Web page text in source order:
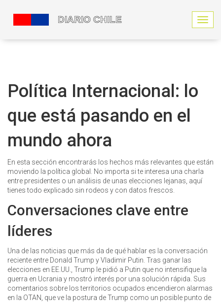
N
a
a
Política Internacional: lo
que está pasando en el
mundo ahora
En esta sección encontrarás los hechos más relevantes que están
moviendo la política global. No importa si te interesa una charla
entre presidentes o un análisis de unas elecciones lejanas, aquí
tienes todo explicado sin rodeos y con datos frescos.
Conversaciones clave entre
líderes
Una de las noticias que más da de qué hablar es la conversación
reciente entre Donald Trump y Vladimir Putin. Tras ganar las
elecciones en EE.UU., Trump le pidió a Putin que no intensifique la
guerra en Ucrania y mostró interés por una solución rápida. Sus
comentarios sobre los territorios ocupados encendieron alarmas
en la OTAN, que ve la postura de Trump como un posible punto de